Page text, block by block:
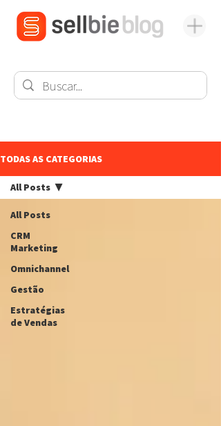
TODAS AS CATEGORIAS
All Posts
CRM
Marketing
Omnichannel
Gestão
Estratégias
de Vendas
All Posts